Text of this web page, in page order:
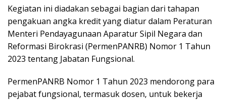
Kegiatan ini diadakan sebagai bagian dari tahapan
pengakuan angka kredit yang diatur dalam Peraturan
Menteri Pendayagunaan Aparatur Sipil Negara dan
Reformasi Birokrasi (PermenPANRB) Nomor 1 Tahun
2023 tentang Jabatan Fungsional.
PermenPANRB Nomor 1 Tahun 2023 mendorong para
pejabat fungsional, termasuk dosen, untuk bekerja